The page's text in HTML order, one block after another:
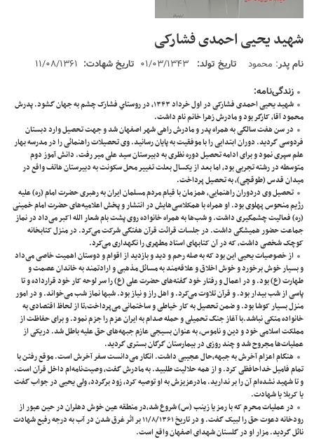
شهید یحیی احمدی فشارکی
نام پدر: محمود تاریخ تولد: تاریخ شهادت: ۱۱/۰۸/۱۳۶۱
زندگی‌نامه:
شهید یحیی احمدی فشارکی در اول خرداد ۱۳۴۳، در روستاي فشارک چشم به جهان گشود. پدرش
محمود آقا، کارگر بود و مادرش زهرا خانم نام داشت.
در سن هفت سالگی به همراه پدر و مادرش راهی شهر اصفهان شد و جهت تحصیل وارد دبستان
فردوسی گردید. دوران ابتدایی را با موفقیت به پایان رسانید. وی تحصیلات راهنمائی را در مدرسه بهار
علم سپری نمود و برای ادامه تحصیل دوره نظری به دبیرستان سید علی میر رفت. دانش آموز دوم
متوسطه در رشته تجربی بود، اما بعد از یکسال بعلت تغییر محل سکونت به دبیرستان هاتف واقع در
میدان قدس (طوقچی)، به تحصیل پرداخت.
تحصیل وی دردوران راهنمایی، همزمان با قیام مردم مسلمان ایران به رهبری حضرت امام (ره) علیه
رژیم منحوس پهلوی بود. او همراه با همکلاسی‌هایش در انتشار و پخش اعلامیه‌های حضرت امام خمینی
(ره) فعالیت چشمگیری داشت. و شب‌ها به همراه خانواده روی پشت بام شعار الله اکبر می‌داد در نماز
جماعت حضور همیشگی داشت. در جلسات قرائت قرآن هفتگی شرکت می‌کرد. در منزل کتابخانه
کوچک شخصی داشت، که در آن کتابهای استاد مطهری را نگهداری می‌کرد.
از خصوصیات یحیی این بود که به صله رحم و دید و بازدید از اقوام و دوستان اهمیت خاصی می‌داد
و بسیار خوش برخورد و خوش اخلاق و علاقه‌مند به مسائل مذهبی و ارادتمند به خاندان عصمت و
طهارت (ع) بود. و در اعمال و رفتار خود گفته‌های حضرت علی (ع) را سر لوحه کار خود قرارداده و تا
پاسی از شب بیدار بود. و قرآن تلاوت می‌کرد. و اهل راز و نیاز بود. شبها نماز شب می‌خواند. و در امور
منزل بسیار کوشا بود. و ضمن تحصیل به کار خیاطی و ساختمانی می‌پرداخت،تا از لحاظ اقتصادی به
خانواده متکی نباشد.با آغاز جنگ تحمیلی و حمله صدام به ایران عزم را جزم نمود. و برای حفاظت از
مملکت اسلامی خود و دین و ناموس، به عنوان بسیجی عازم جبهه‌های حق علیه باطل شد. دریکی از
عملیات‌ها مجروح شد و چند روزی در بیمارستان گرگان بستری گردید.
هنگام اعزام آخرش به جبهه،حال عجیبی داشت. انگار می‌دانست سفر آخرش است. موقع رفتن با
تمام فامیل خداحافظی کرد. و از همه حلالیت طلبید. به مادرش گفت، وصیت‌نامه‌ام داخل قرآن است.
و تا شهید نشده‌ام آن را بر ندارید. مادرعزیزش به او توصیه کرد، زود برگردد، ولی یحیی در جواب گفت
یا کربلا یا شهادت.
در عملیات محرم که با رمز یا زینب (س) شروع شد،در منطقه عین خوش دهلران در حین عبور از
رودخانه دعوت حق را لبیک گفت. و در تاریخ ۱۱/۸/۱۳۶۱ بر اثر غرق شدن در آب به درجه رفیع شهادت
نائل گردید. مزار او در گلستان شهدای اصفهان واقع است.